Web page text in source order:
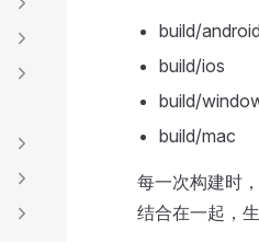
build/android
build/ios
build/
build/mac
每一次构建时
结合在一起，